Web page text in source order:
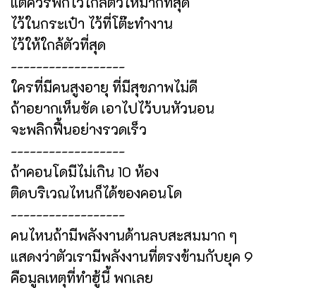
ไว้ในกระเป๋า ไว้ที่โต๊ะทำงาน
ไว้ให้ใกล้ตัวที่สุด
------------------
ใครที่มีคนสูงอายุ ที่มีสุขภาพไม่ดี
ถ้าอยากเห็นชัด เอาไปไว้บนหัวนอน
จะพลิกฟื้นอย่างรวดเร็ว
------------------
ถ้าคอนโดมีไม่เกิน 10 ห้อง
ติดบริเวณไหนก็ได้ของคอนโด
------------------
คนไหนถ้ามีพลังงานด้านลบสะสมมาก ๆ
แสดงว่าตัวเรามีพลังงานที่ตรงข้ามกับยุค 9
คือมูลเหตุที่ทำฮู้นี้ พกเลย